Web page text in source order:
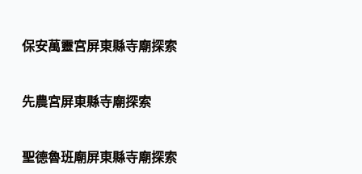
保安萬靈宮屏東縣寺廟探索
先農宮屏東縣寺廟探索
聖德魯班廟屏東縣寺廟探索